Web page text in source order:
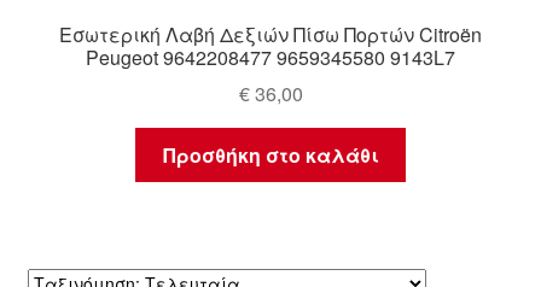
Εσωτερική Λαβή Δεξιών Πίσω Πορτών Citroën
Peugeot 9642208477 9659345580 9143L7
€36,00
Προσθήκη στο καλάθι